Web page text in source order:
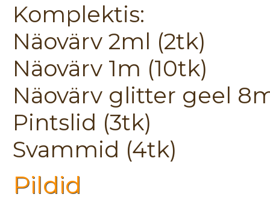
Komplektis:
Näovärv 2ml (2tk)
Näovärv 1m (10tk)
Näovärv glitter geel
Pintslid (3tk)
Svammid (4tk)
Pildid